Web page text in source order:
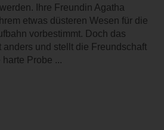
Ihre Freundin Agatha
etwas düsteren Wesen für die
vorbestimmt. Doch das
und stellt die Freundschaft
Probe ...